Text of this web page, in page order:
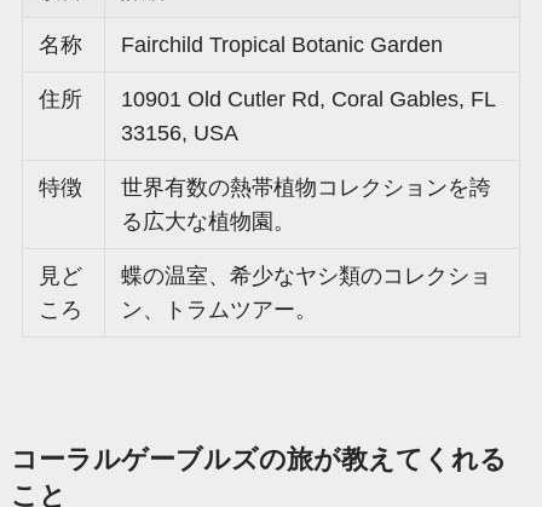
名称 Fairchild Tropical Botanic Garden
住所
10901 Old Cutler Rd, Coral Gables, FL
33156, USA
特徴
世界有数の熱帯植物コレクションを誇
る広大な植物園。
見ど
ころ
蝶の温室、希少なヤシ類のコレクショ
ン、トラムツアー。
コーラルゲーブルズの旅が教えてくれる
こと